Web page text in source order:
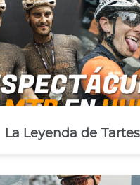
La Leyenda de